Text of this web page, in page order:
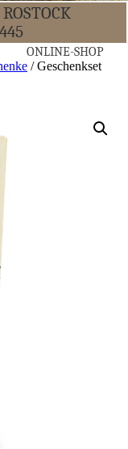
ROS­TOCK
ONLINE-SHOP
/ Geschenk­set